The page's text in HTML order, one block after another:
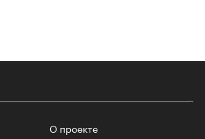
О проекте